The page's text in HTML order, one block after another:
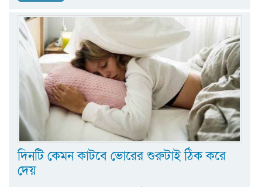
দিনটি কেমন কাটবে ভোরের শুরুটাই ঠিক করে
দেয়